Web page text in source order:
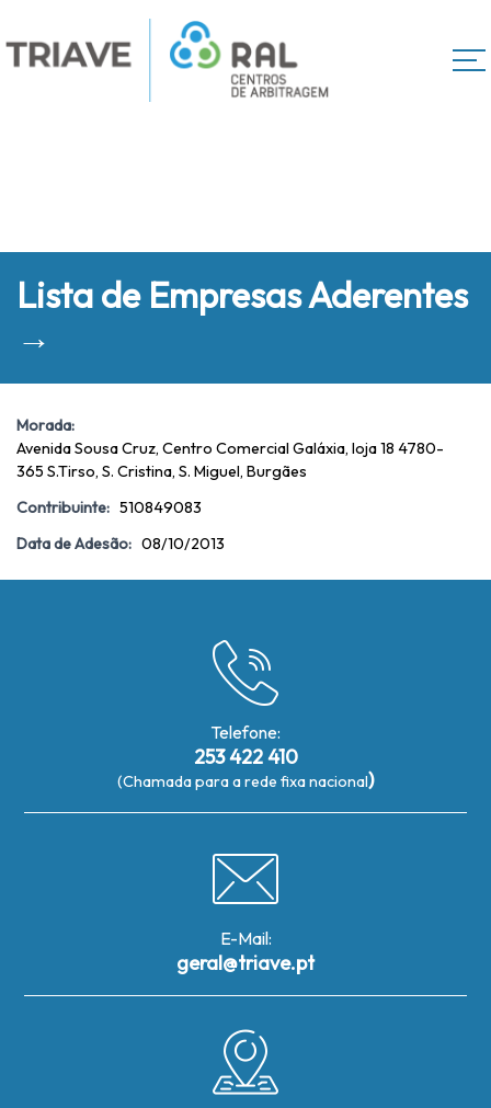
Lista de Empresas Aderentes
→
Morada:
Avenida Sousa Cruz, Centro Comercial Galáxia, loja 18 4780-
365 S.Tirso, S. Cristina, S. Miguel, Burgães
Contribuinte: 510849083
Data de Adesão: 08/10/2013
Telefone:
253 422 410
(Chamada para a rede fixa nacional)
E-Mail:
geral@triave.pt